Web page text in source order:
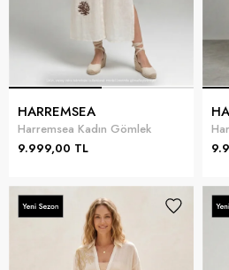
HARREMSEA
Harremsea Kadın Gömlek
9.999,00 TL